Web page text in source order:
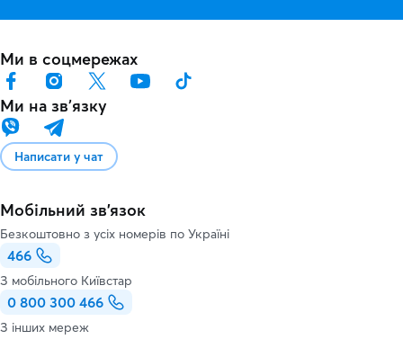
Ми в соцмережах
Ми на звʼязку
Написати у чат
Мобільний зв'язок
Безкоштовно з усіх номерів по Україні
466
З мобільного Київстар
0 800 300 466
З інших мереж